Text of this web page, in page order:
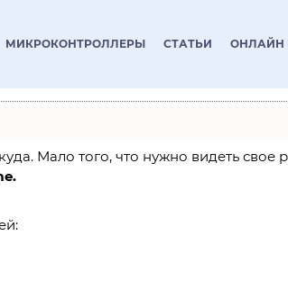
МИКРОКОНТРОЛЛЕРЫ СТАТЬИ ОНЛАЙН
Мало того, что нужно видеть